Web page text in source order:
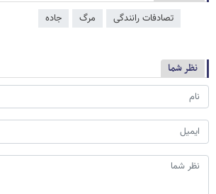
تصادفات رانندگی مرگ جاده
نظر شما